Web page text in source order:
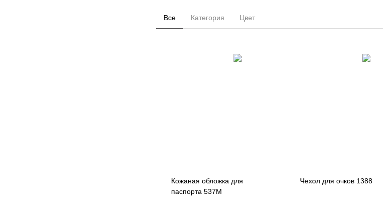
Все Категория Цвет
Кожаная обложка для
паспорта 537M
Чехол для очков 1388